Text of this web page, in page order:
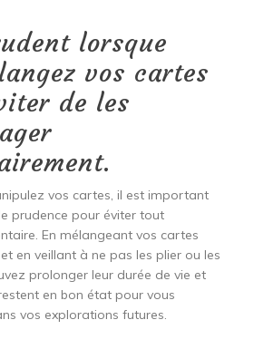
lorsque
vos cartes
de les
vos cartes, il est important
prudence pour éviter tout
En mélangeant vos cartes
en veillant à ne pas les plier ou les
prolonger leur durée de vie et
en bon état pour vous
vos explorations futures.